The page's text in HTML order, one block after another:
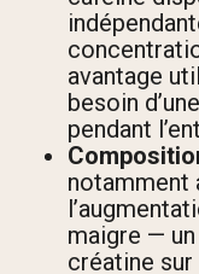
avantage
besoin
pendant
notamment
maigre —
créatine